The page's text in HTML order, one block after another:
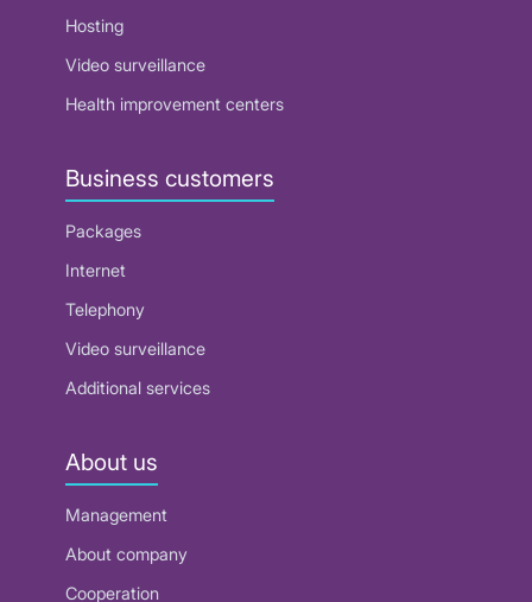
Hosting
Video surveillance
Health improvement centers
Business customers
Packages
Internet
Telephony
Video surveillance
Additional services
About us
Management
About company
Cooperation